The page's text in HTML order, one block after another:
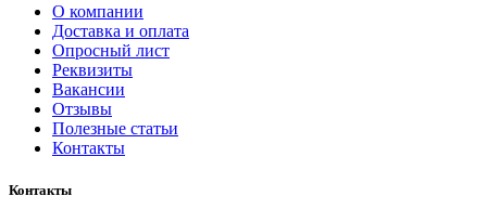
О компании
Доставка и оплата
Опросный лист
Реквизиты
Вакансии
Отзывы
Полезные статьи
Контакты
Контакты